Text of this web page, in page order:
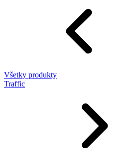
Všetky produkty
Traffic